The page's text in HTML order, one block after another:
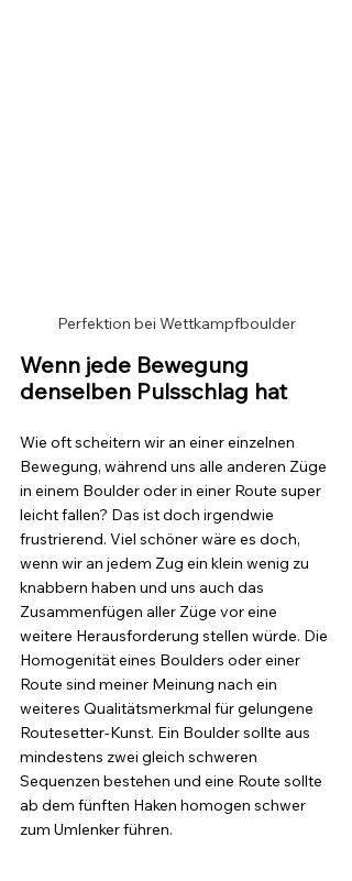
Perfektion bei Wettkampfboulder
Wenn jede Bewegung
denselben Pulsschlag hat
Wie oft scheitern wir an einer einzelnen
Bewegung, während uns alle anderen Züge
in einem Boulder oder in einer Route super
leicht fallen? Das ist doch irgendwie
frustrierend. Viel schöner wäre es doch,
wenn wir an jedem Zug ein klein wenig zu
knabbern haben und uns auch das
Zusammenfügen aller Züge vor eine
weitere Herausforderung stellen würde. Die
Homogenität eines Boulders oder einer
Route sind meiner Meinung nach ein
weiteres Qualitätsmerkmal für gelungene
Routesetter-Kunst. Ein Boulder sollte aus
mindestens zwei gleich schweren
Sequenzen bestehen und eine Route sollte
ab dem fünften Haken homogen schwer
zum Umlenker führen.